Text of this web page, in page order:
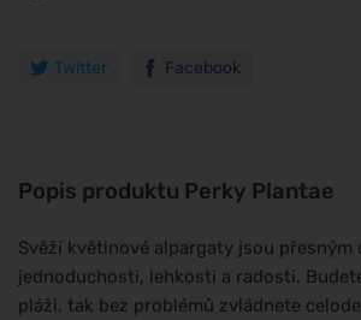
Popis produktu Perky Plantae
Svěží květinové alpargaty jsou přesným
jednoduchosti, lehkosti a radosti.
pláži, tak bez problémů zvládnete
Twitter Facebook